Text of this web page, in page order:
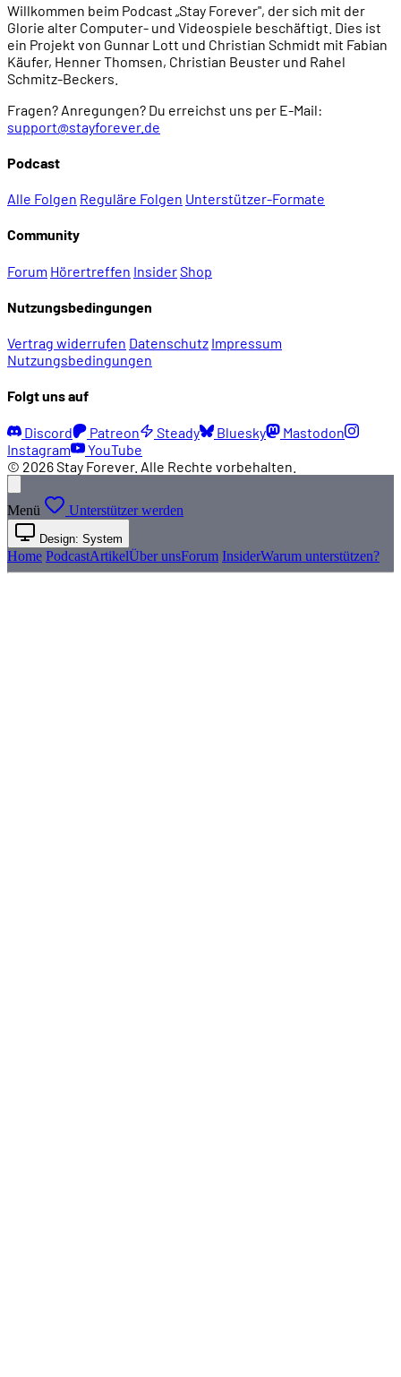
Willkommen beim Podcast „Stay Forever", der sich mit der
Glorie alter Computer- und Videospiele beschäftigt. Dies ist
ein Projekt von Gunnar Lott und Christian Schmidt mit Fabian
Käufer, Henner Thomsen, Christian Beuster und Rahel
Schmitz-Beckers.
Fragen? Anregungen? Du erreichst uns per E-Mail:
support@stayforever.de
Podcast
Alle Folgen Reguläre Folgen Unterstützer-Formate
Community
Forum Hörertreffen InsiderShop
Nutzungsbedingungen
Vertrag widerrufen Datenschutz Impressum
Nutzungsbedingungen
Folgt uns auf
Discord Patreon Steady Bluesky
Mastodon
Instagram
YouTube
© 2026 Stay Forever. Alle Rechte vorbehalten.
Menü Unterstützer werden
Design: System
Home PodcastArtikelÜber unsForum InsiderWarum unterstützen?